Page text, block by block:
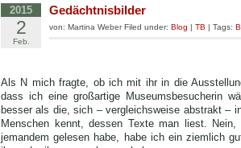
2015
2
Feb.
Gedächtnisbilder
von: Martina Weber Filed under: Blog | TB | Tags:
Als N mich fragte, ob ich mit ihr in die
dass ich eine großartige Museumsbesucherin
besser als die, sich – vergleichsweise abstrakt –
Menschen kennt, dessen Texte man liest.
jemandem gelesen habe, habe ich ein ziemlich